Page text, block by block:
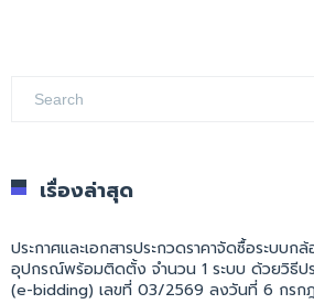
เรื่องล่าสุด
ประกาศและเอกสารประกวดราคาจัดซื้อระบบก
อุปกรณ์พร้อมติดตั้ง จำนวน 1 ระบบ ด้วยวิธีป
(e-bidding) เลขที่ 03/2569 ลงวันที่ 6 กรก